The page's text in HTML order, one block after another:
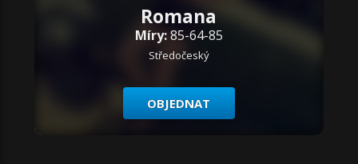
Romana
Míry:85-64-85
Středočeský
OBJEDNAT